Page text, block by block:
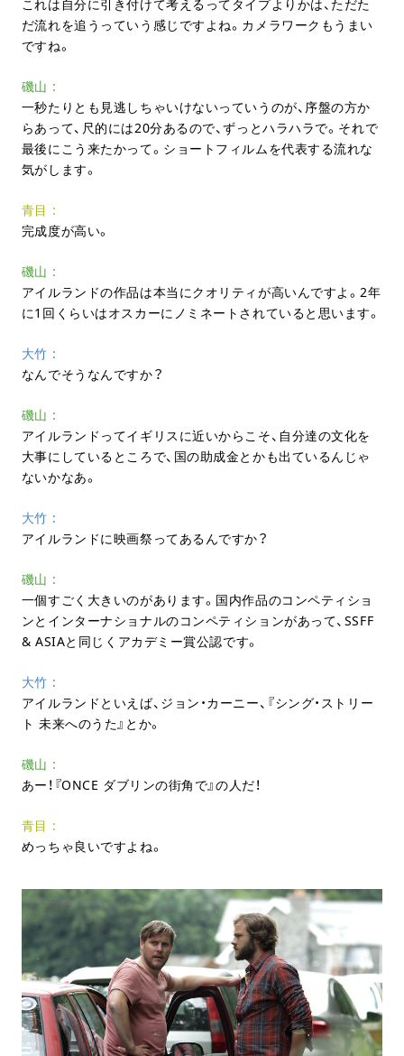
これは自分に引き付けて考えるってタイプよりかは、ただた
だ流れを追うっていう感じですよね。カメラワークもうまい
ですね。
磯山
一秒たりとも見逃しちゃいけないっていうのが、序盤の方か
らあって、尺的には20分あるので、ずっとハラハラで。それで
最後にこう来たかって。ショートフィルムを代表する流れな
気がします。
青目
完成度が高い。
磯山
アイルランドの作品は本当にクオリティが高いんですよ。2年
に1 回くらいはオスカーにノミネートされていると思います。
大竹
なんでそうなんですか？
磯山
アイルランドってイギリスに近いからこそ、自分達の文化を
大事にしているところで、国の助成金とかも出ているんじゃ
ないかなあ。
大竹
アイルランドに映画祭ってあるんですか？
磯山
一個すごく大きいのがあります。国内作品のコンペティショ
ンとインターナショナルのコンペティションがあって、SSFF
& ASIAと同じくアカデミー賞公認です。
大竹
アイルランドといえば、ジョン・カーニー、『シング・ストリー
ト 未来へのうた』とか。
磯山
あー！『ONCE ダブリンの街角で』の人だ！
青目
めっちゃ良いですよね。